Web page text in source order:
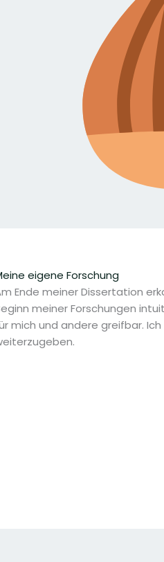
eigene Forschung
Ende meiner Dissertation
meiner Forschungen
mich und andere greifbar.